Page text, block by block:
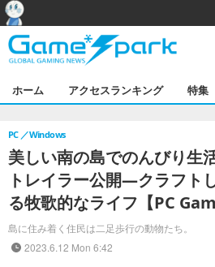
ホーム アクセスランキング 特集
美しい南の島でのんびり生
トレイラー公開―クラフト
る牧歌的なライフ【PC
島に住み着く住民は二足歩行の動物たち。
PC Windows
2023.6.12 Mon 6:42